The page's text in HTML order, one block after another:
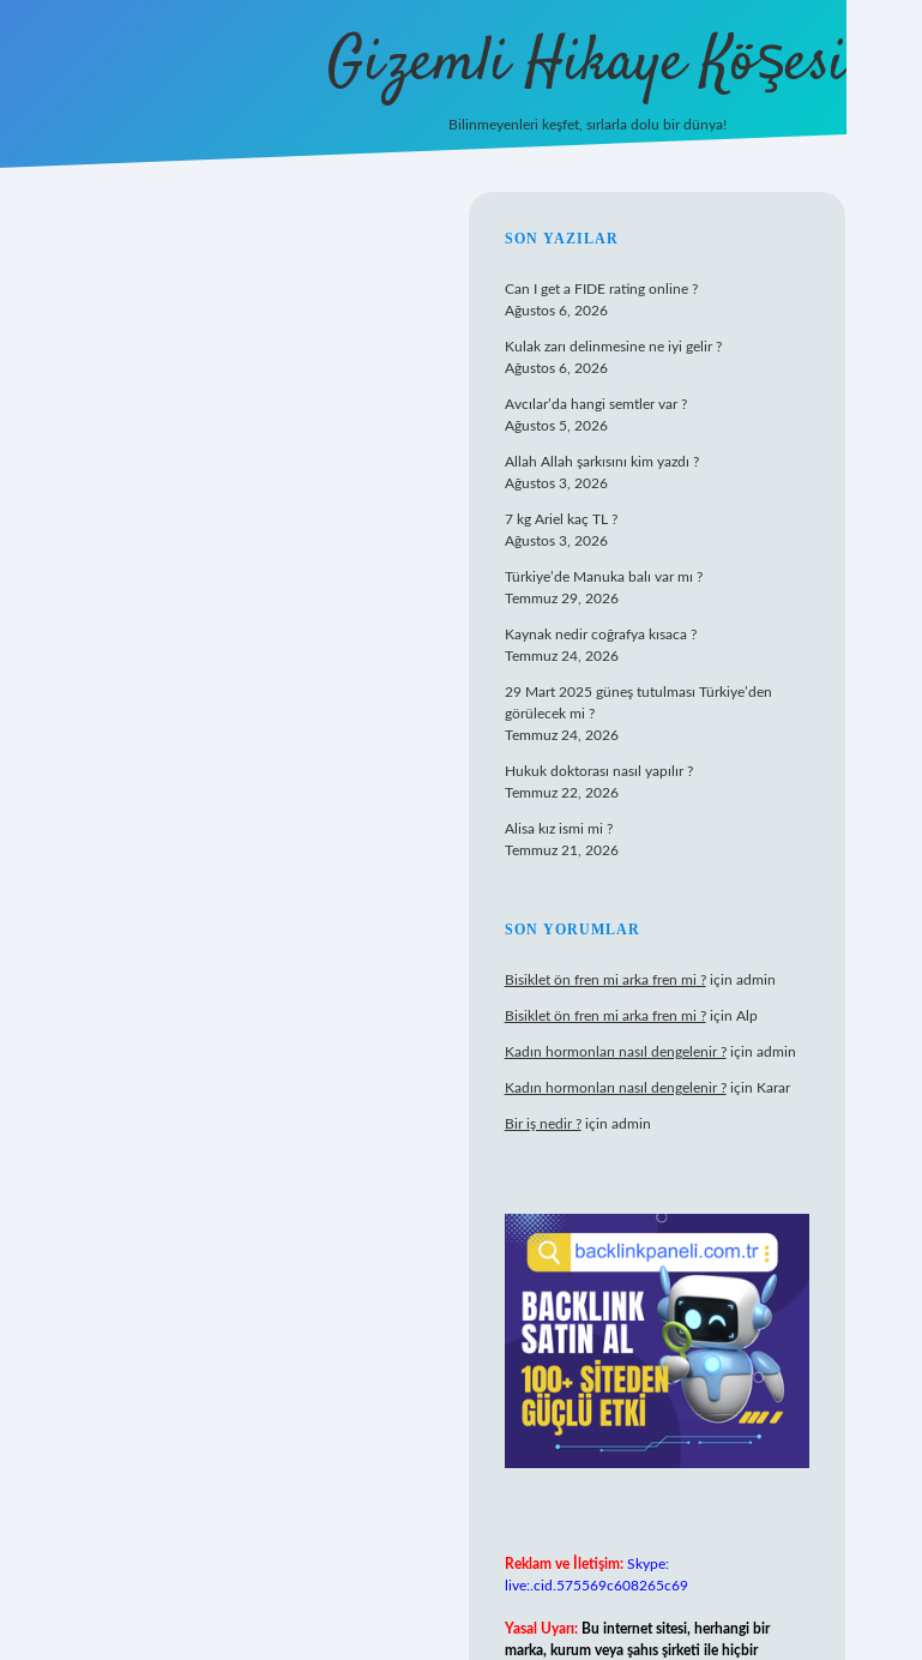
Gizemli Hikaye Köşesi
Bilinmeyenleri keşfet, sırlarla dolu bir dünya!
SIDEBAR
SON YAZILAR
Can I get a FIDE rating online ?
Ağustos 6, 2026
Kulak zarı delinmesine ne iyi gelir ?
Ağustos 6, 2026
Avcılar’da hangi semtler var ?
Ağustos 5, 2026
Allah Allah şarkısını kim yazdı ?
Ağustos 3, 2026
7 kg Ariel kaç TL ?
Ağustos 3, 2026
Türkiye’de Manuka balı var mı ?
Temmuz 29, 2026
Kaynak nedir coğrafya kısaca ?
Temmuz 24, 2026
29 Mart 2025 güneş tutulması Türkiye’den
görülecek mi ?
Temmuz 24, 2026
Hukuk doktorası nasıl yapılır ?
Temmuz 22, 2026
Alisa kız ismi mi ?
Temmuz 21, 2026
SON YORUMLAR
Bisiklet ön fren mi arka fren mi ?için admin
Bisiklet ön fren mi arka fren mi ?için Alp
Kadın hormonları nasıl dengelenir ?için admin
Kadın hormonları nasıl dengelenir ?için Karar
Bir iş nedir ?için admin
Reklam ve İletişim: Skype:
live:.cid.575569c608265c69
Yasal Uyarı: Bu internet sitesi, herhangi bir
marka, kurum veya şahıs şirketi ile hiçbir